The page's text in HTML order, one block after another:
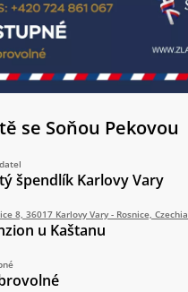
se Soňou Pekovou
špendlík Karlovy Vary
8, 36017 Karlovy Vary - Rosnice, Czechia
u Kaštanu